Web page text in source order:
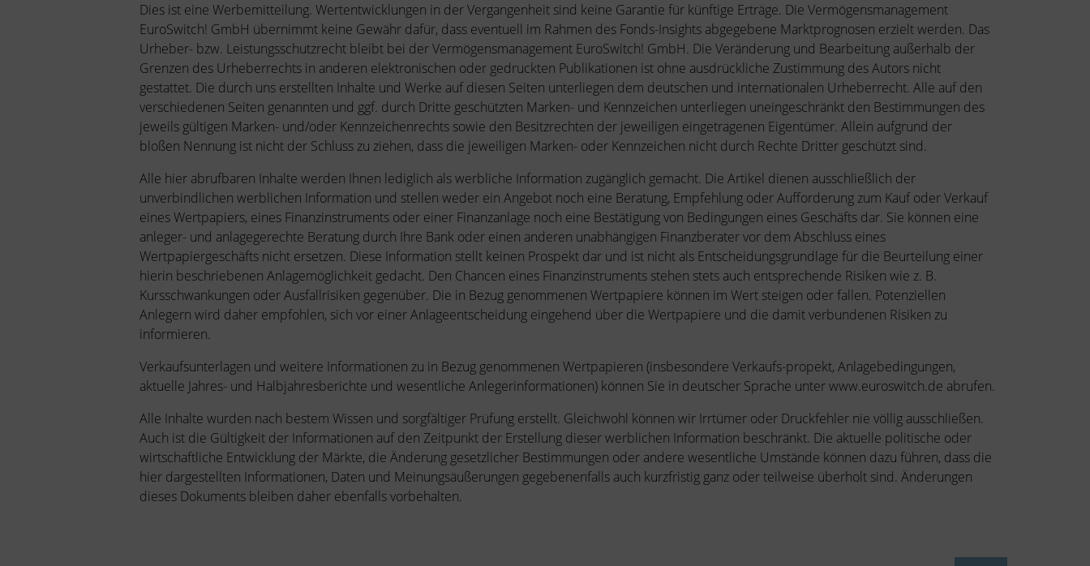
Dies ist eine Werbemitteilung. Wertentwicklungen in der Vergangenheit sind keine Garantie für künftige Erträge. Die Vermögensmanagement
EuroSwitch! GmbH übernimmt keine Gewähr dafür, dass eventuell im Rahmen des Fonds-Insights abgegebene Marktprognosen erzielt werden. Das
Urheber- bzw. Leistungsschutzrecht bleibt bei der Vermögensmanagement EuroSwitch! GmbH. Die Veränderung und Bearbeitung außerhalb der
Grenzen des Urheberrechts in anderen elektronischen oder gedruckten Publikationen ist ohne ausdrückliche Zustimmung des Autors nicht
gestattet. Die durch uns erstellten Inhalte und Werke auf diesen Seiten unterliegen dem deutschen und internationalen Urheberrecht. Alle auf den
verschiedenen Seiten genannten und ggf. durch Dritte geschützten Marken- und Kennzeichen unterliegen uneingeschränkt den Bestimmungen des
jeweils gültigen Marken- und/oder Kennzeichenrechts sowie den Besitzrechten der jeweiligen eingetragenen Eigentümer. Allein aufgrund der
bloßen Nennung ist nicht der Schluss zu ziehen, dass die jeweiligen Marken- oder Kennzeichen nicht durch Rechte Dritter geschützt sind.
Alle hier abrufbaren Inhalte werden Ihnen lediglich als werbliche Information zugänglich gemacht. Die Artikel dienen ausschließlich der
unverbindlichen werblichen Information und stellen weder ein Angebot noch eine Beratung, Empfehlung oder Aufforderung zum Kauf oder Verkauf
eines Wertpapiers, eines Finanzinstruments oder einer Finanzanlage noch eine Bestätigung von Bedingungen eines Geschäfts dar. Sie können eine
anleger- und anlagegerechte Beratung durch Ihre Bank oder einen anderen unabhängigen Finanzberater vor dem Abschluss eines
Wertpapiergeschäfts nicht ersetzen. Diese Information stellt keinen Prospekt dar und ist nicht als Entscheidungsgrundlage für die Beurteilung einer
hierin beschriebenen Anlagemöglichkeit gedacht. Den Chancen eines Finanzinstruments stehen stets auch entsprechende Risiken wie z. B.
Kursschwankungen oder Ausfallrisiken gegenüber. Die in Bezug genommenen Wertpapiere können im Wert steigen oder fallen. Potenziellen
Anlegern wird daher empfohlen, sich vor einer Anlageentscheidung eingehend über die Wertpapiere und die damit verbundenen Risiken zu
informieren.
Verkaufsunterlagen und weitere Informationen zu in Bezug genommenen Wertpapieren (insbesondere Verkaufs-propekt, Anlagebedingungen,
aktuelle Jahres- und Halbjahresberichte und wesentliche Anlegerinformationen) können Sie in deutscher Sprache unter www.euroswitch.de abrufen.
Alle Inhalte wurden nach bestem Wissen und sorgfältiger Prüfung erstellt. Gleichwohl können wir Irrtümer oder Druckfehler nie völlig ausschließen.
Auch ist die Gültigkeit der Informationen auf den Zeitpunkt der Erstellung dieser werblichen Information beschränkt. Die aktuelle politische oder
wirtschaftliche Entwicklung der Märkte, die Änderung gesetzlicher Bestimmungen oder andere wesentliche Umstände können dazu führen, dass die
hier dargestellten Informationen, Daten und Meinungsäußerungen gegebenenfalls auch kurzfristig ganz oder teilweise überholt sind. Änderungen
dieses Dokuments bleiben daher ebenfalls vorbehalten.